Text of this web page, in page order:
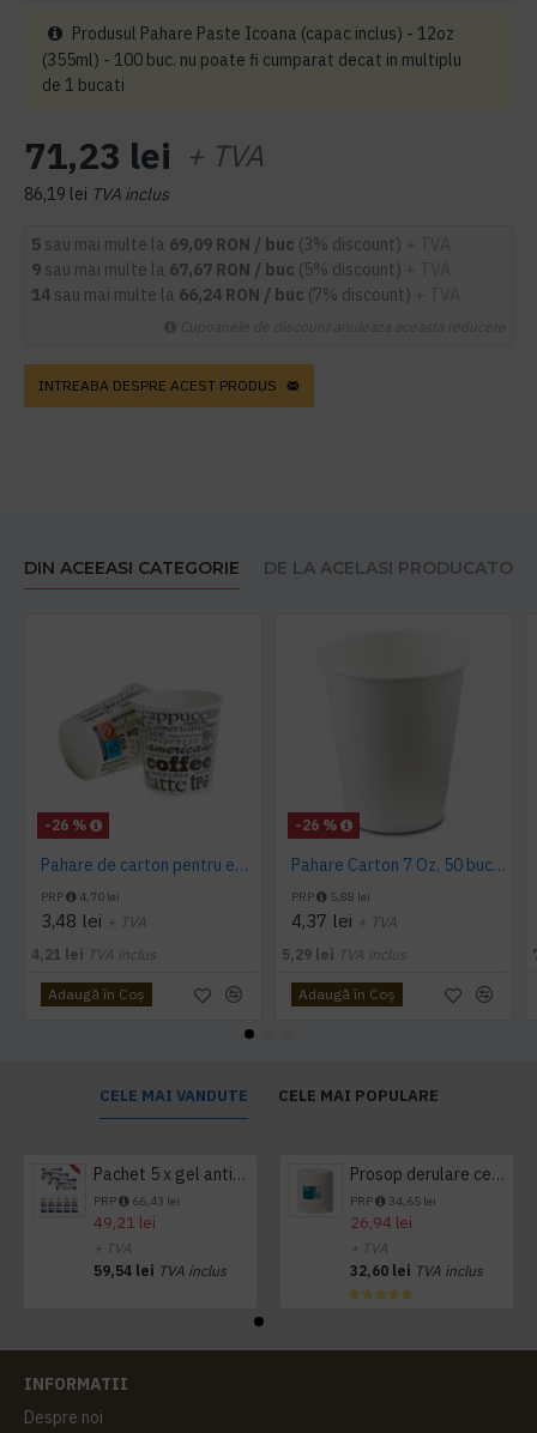
71,23 lei + TVA
86,19 lei TVA inclus
Produsul Pahare Paste Icoana (capac inclus) - 12oz
(355ml) - 100 buc. nu poate fi cumparat decat in multiplu
de 1 bucati
5 sau mai multe la 69,09 RON / buc (3% discount)
9 sau mai multe la 67,67 RON / buc (5% discount)
14 sau mai multe la 66,24 RON / buc (7% discount)
INTREABA DESPRE ACEST PRODUS
DIN ACEEASI CATEGORIE DE LA ACELASI PRODUCATOR
-26 %
Pahare de carton pentru espresso, 4 Oz, 50 buc/set
PRP 4,70 lei
3,48 lei + TVA
4,21 lei TVA inclus
Adaugă în Coş
-26 %
Pahare Carton 7 Oz, 50 buc/set
PRP 5,88 lei
4,37 lei + TVA
5,29 lei TVA inclus
Adaugă în Coş
CELE MAI VANDUTE CELE MAI POPULARE
Pachet 5 x gel antibacterian 50ml si 3 x Servetele antibacteriene 48 buc Hygienium
PRP 66,43 lei
49,21 lei
+ TVA
59,54 lei TVA inclus
Prosop derulare centrala 1 pliu, 300 m Tork
PRP 34,65 lei
26,94 lei
+ TVA
32,60 lei TVA inclus
INFORMATII
Despre noi